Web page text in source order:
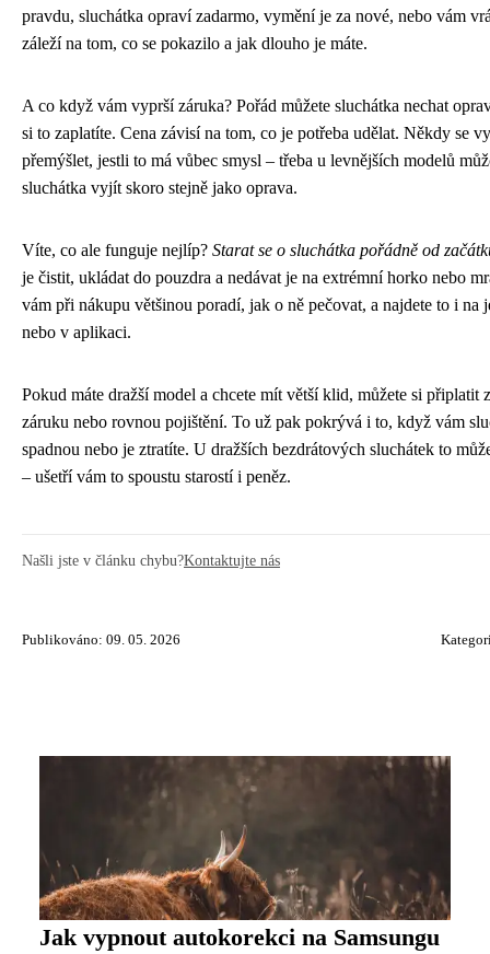
pravdu, sluchátka opraví zadarmo, vymění je za nové, nebo vám
záleží na tom, co se pokazilo a jak dlouho je máte.
A co když vám vyprší záruka? Pořád můžete sluchátka nechat
si to zaplatíte. Cena závisí na tom, co je potřeba udělat. Někdy se
přemýšlet, jestli to má vůbec smysl – třeba u levnějších modelů
sluchátka vyjít skoro stejně jako oprava.
Víte, co ale funguje nejlíp? Starat se o sluchátka pořádně od
je čistit, ukládat do pouzdra a nedávat je na extrémní horko nebo
vám při nákupu většinou poradí, jak o ně pečovat, a najdete to i na
nebo v aplikaci.
Pokud máte dražší model a chcete mít větší klid, můžete si připlatit
záruku nebo rovnou pojištění. To už pak pokrývá i to, když vám
spadnou nebo je ztratíte. U dražších bezdrátových sluchátek to
– ušetří vám to spoustu starostí i peněz.
Našli jste v článku chybu?Kontaktujte nás
Publikováno: 09. 05. 2026
Jak vypnout autokorekci na Samsungu